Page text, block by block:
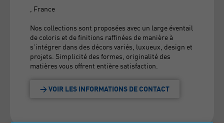
, France
Nos collections sont proposées avec un large éventail
de coloris et de finitions raffinées de manière à
s'intégrer dans des décors variés, luxueux, design et
projets. Simplicité des formes, originalité des
matières vous offrent entière satisfaction.
> VOIR LES INFORMATIONS DE CONTACT